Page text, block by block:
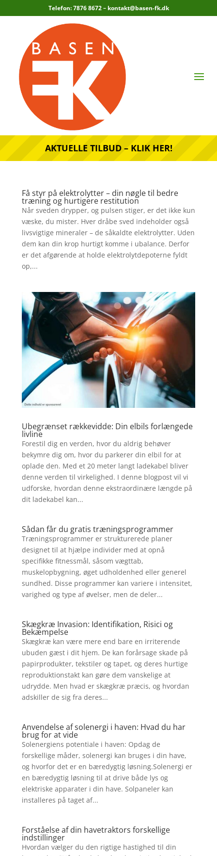
Telefon: 7876 8672 – kontakt@basen-fk.dk
AKTUELLE TILBUD – KLIK HER!
Få styr på elektrolytter – din nøgle til bedre
træning og hurtigere restitution
Når sveden drypper, og pulsen stiger, er det ikke kun
væske, du mister. Hver dråbe sved indeholder også
livsvigtige mineraler – de såkaldte elektrolytter. Uden
dem kan din krop hurtigt komme i ubalance. Derfor
er det afgørende at holde elektrolytdepoterne fyldt
op,...
Ubegrænset rækkevidde: Din elbils forlængede
livline
Forestil dig en verden, hvor du aldrig behøver
bekymre dig om, hvor du parkerer din elbil for at
oplade den. Med et 20 meter langt ladekabel bliver
denne verden til virkelighed. I denne blogpost vil vi
udforske, hvordan denne ekstraordinære længde på
dit ladekabel kan...
Sådan får du gratis træningsprogrammer
Træningsprogrammer er strukturerede planer
designet til at hjælpe individer med at opnå
specifikke fitnessmål, såsom vægttab,
muskelopbygning, øget udholdenhed eller generel
sundhed. Disse programmer kan variere i intensitet,
varighed og type af øvelser, men de deler...
Skægkræ Invasion: Identifikation, Risici og
Bekæmpelse
Skægkræ kan være mere end bare en irriterende
ubuden gæst i dit hjem. De kan forårsage skade på
papirprodukter, tekstiler og tapet, og deres hurtige
reproduktionstakt kan gøre dem vanskelige at
udrydde. Men hvad er skægkræ præcis, og hvordan
adskiller de sig fra deres...
Anvendelse af solenergi i haven: Hvad du har
brug for at vide
Solenergiens potentiale i haven: Opdag de
forskellige måder, solenergi kan bruges i din have,
og hvorfor det er en bæredygtig løsning.Solenergi er
en bæredygtig løsning til at drive både lys og
elektriske apparater i din have. Solpaneler kan
installeres på taget af...
Forståelse af din havetraktors forskellige
indstillinger
Hvordan vælger du den rigtige hastighed til din